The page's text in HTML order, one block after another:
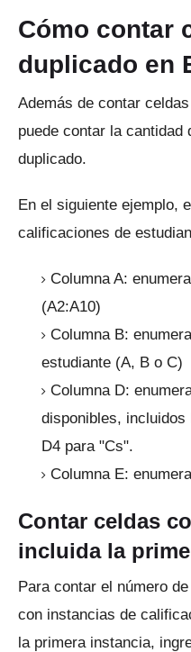
Cómo contar
duplicado en
Además de contar
puede contar la cantidad
duplicado.
En el siguiente ejemplo,
calificaciones de
Columna A:
(A2:A10)
Columna B:
estudiante (A, B o C)
Columna D:
disponibles,
D4 para "Cs".
Columna E:
Contar celdas
incluida la
Para contar el número
con instancias de
la primera instancia,